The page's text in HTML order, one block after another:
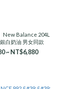
New Balance 204L
白奶油 男女同款
~ NT$6,880